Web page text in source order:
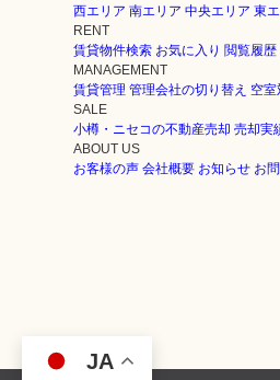
西エリア 南エリア 中央エリア 東
RENT
賃貸物件検索 お気に入り 閲覧履歴
MANAGEMENT
賃貸管理 管理会社の切り替え 空
SALE
小樽・ニセコの不動産売却 売却実
ABOUT US
お客様の声 会社概要 お知らせ お
JA